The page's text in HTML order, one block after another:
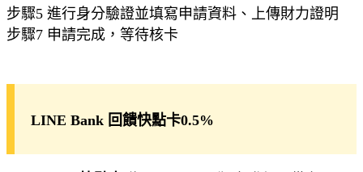
步驟5 進行身分驗證並填寫申請資料、上傳財力證明
步驟7 申請完成，等待核卡
LINE Bank 回饋快點卡0.5%